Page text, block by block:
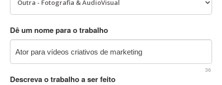
Dê um nome para o trabalho
36
Descreva o trabalho a ser feito